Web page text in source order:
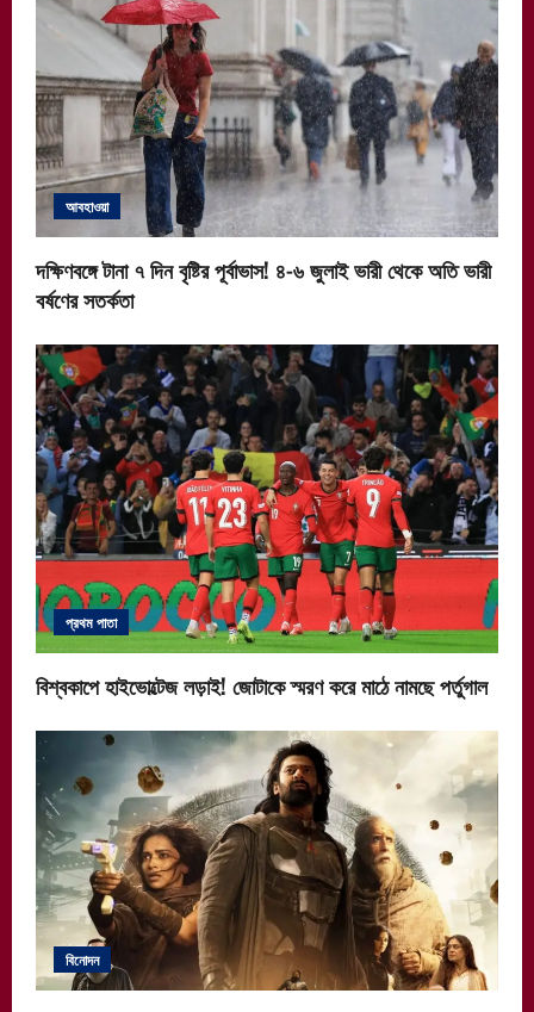
আবহাওয়া
দক্ষিণবঙ্গে টানা ৭ দিন বৃষ্টির পূর্বাভাস! ৪-৬ জুলাই ভারী থেকে অতি ভারী
বর্ষণের সতর্কতা
প্রথম পাতা
বিশ্বকাপে হাইভোল্টেজ লড়াই! জোটাকে স্মরণ করে মাঠে নামছে পর্তুগাল
বিনোদন